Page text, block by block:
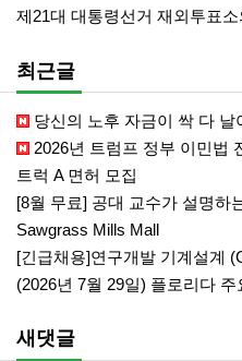
최근글
당신의 노후 자금이 싹 다 날아갈 수
2026년 트럼프 정부 이민법 전
트럭 A 면허 모집
Sawgrass Mills Mall
[긴급채용]연구개발 기계설계
새댓글